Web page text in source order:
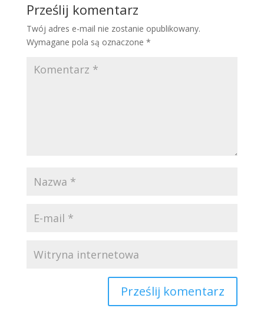
Prześlij komentarz
Twój adres e-mail nie zostanie opublikowany.
Wymagane pola są oznaczone *